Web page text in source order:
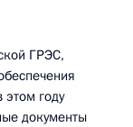
ГРЭС,
году
документы